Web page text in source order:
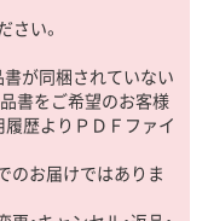
さい。
書が同梱されていない
書をご希望のお客様
履歴よりＰＤＦファイ
のお届けではありま